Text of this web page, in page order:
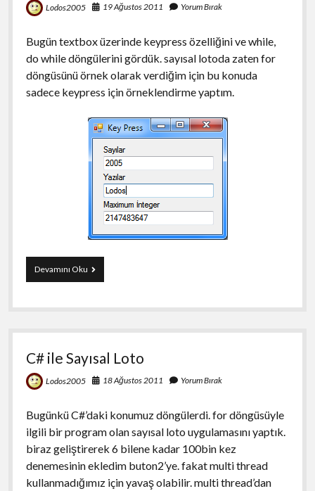
Lodos2005 19 Ağustos 2011 Yorum Bırak
Bugün textbox üzerinde keypress özelliğini ve while,
do while döngülerini gördük. sayısal lotoda zaten for
döngüsünü örnek olarak verdiğim için bu konuda
sadece keypress için örneklendirme yaptım.
Devamını OkuC#
KeyPress
C# ile Sayısal Loto
Lodos2005 18 Ağustos 2011 Yorum Bırak
Bugünkü C#’daki konumuz döngülerdi. for döngüsüyle
ilgili bir program olan sayısal loto uygulamasını yaptık.
biraz geliştirerek 6 bilene kadar 100bin kez
denemesinin ekledim buton2’ye. fakat multi thread
kullanmadığımız için yavaş olabilir. multi thread’dan